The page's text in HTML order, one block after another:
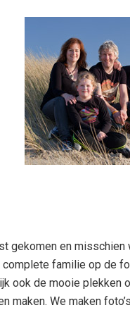
gekomen en
familie op de
ook de mooie plekken
maken. We maken